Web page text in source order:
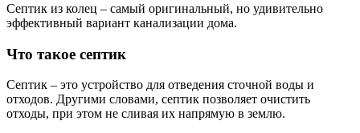
Септик из колец – самый оригинальный, но удивительно
эффективный вариант канализации дома.
Что такое септик
Септик – это устройство для отведения сточной воды и
отходов. Другими словами, септик позволяет очистить
отходы, при этом не сливая их напрямую в землю.